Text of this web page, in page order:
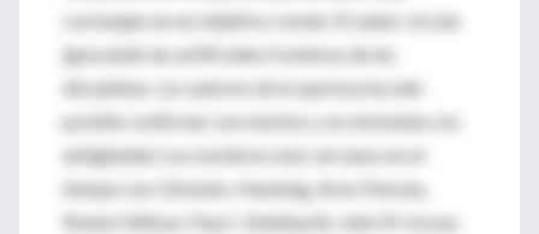
convergen en un objetivo común. El saber circula
ignorando las artificiales fronteras de las
disciplinas. Los autores de lo que hoy ha sido
posible confirmar son muchos y se remontan a la
antigüedad. Los nombres más cercanos en el
tiempo son: Einstein, Hawking, Arno Penzias,
Robert Wilson, Paul J. Steinhardt, John M. Kovac.